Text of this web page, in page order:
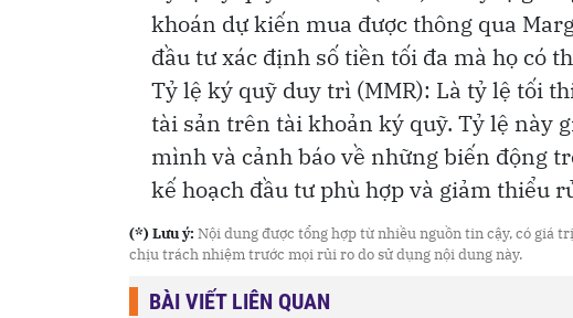
khoán dự kiến mua được thông qua
đầu tư xác định số tiền tối đa mà họ có
Tỷ lệ ký quỹ duy trì (MMR): Là tỷ lệ tối
tài sản trên tài khoản ký quỹ. Tỷ lệ này
mình và cảnh báo về những biến động
kế hoạch đầu tư phù hợp và giảm thiểu
(*) Lưu ý: Nội dung được tổng hợp từ nhiều nguồn tin cậy, có giá
chịu trách nhiệm trước mọi rủi ro do sử dụng nội dung này.
BÀI VIẾT LIÊN QUAN